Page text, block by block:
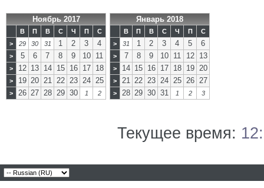
Ноябрь 2017
В П В С Ч П
С
>
29 30 31 1 2 3 4
> 5 6 7 8 9 10 11
> 12 13 14 15 16 17 18
> 19 20 21 22 23 24 25
> 26 27 28 29 30 1 2
Январь 2018
В П В С Ч П
С
>
31 1 2 3 4 5 6
> 7 8 9 10 11 12 13
> 14 15 16 17 18 19 20
> 21 22 23 24 25 26 27
> 28 29 30 31 1 2 3
Текущее время: